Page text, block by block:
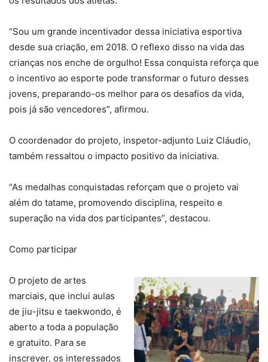
“Sou um grande incentivador dessa iniciativa esportiva
desde sua criação, em 2018. O reflexo disso na vida das
crianças nos enche de orgulho! Essa conquista reforça que
o incentivo ao esporte pode transformar o futuro desses
jovens, preparando-os melhor para os desafios da vida,
pois já são vencedores”, afirmou.
O coordenador do projeto, inspetor-adjunto Luiz Cláudio,
também ressaltou o impacto positivo da iniciativa.
“As medalhas conquistadas reforçam que o projeto vai
além do tatame, promovendo disciplina, respeito e
superação na vida dos participantes”, destacou.
Como participar
O projeto de artes
marciais, que inclui aulas
de jiu-jitsu e taekwondo, é
aberto a toda a população
e gratuito. Para se
inscrever, os interessados